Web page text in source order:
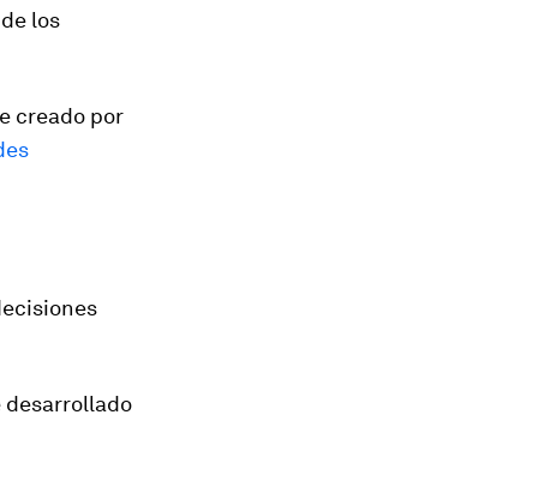
los
creado por
desarrollado